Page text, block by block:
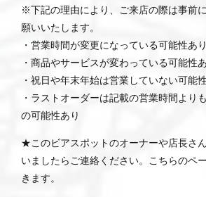
※下記の理由により、ご来店の際は事前
願いいたします。
・営業時間が変更になっている可能性あり
・商品やサービスが変わっている可能性
・祝日や年末年始は営業していない可能
・ラストオーダーは記載の営業時間より
の可能性あり
★このビアスポットのオーナーや店長さ
いましたらご連絡ください。こちらのペ
きます。